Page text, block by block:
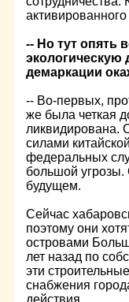
-- Но тут опять
экологическую
демаркации
-- Во-первых,
же была четкая
ликвидирована.
силами
федеральных
большой угрозы.
будущем.
Сейчас
поэтому они
островами
лет назад по
эти
снабжения
действия.